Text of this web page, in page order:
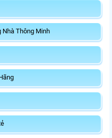
Nhà Thông Minh